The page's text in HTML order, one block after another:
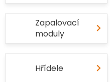
Zapalovací
moduly
Hřídele